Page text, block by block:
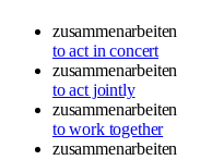
zusammenarbeiten
to act in concert
zusammenarbeiten
to act jointly
zusammenarbeiten
to work together
zusammenarbeiten